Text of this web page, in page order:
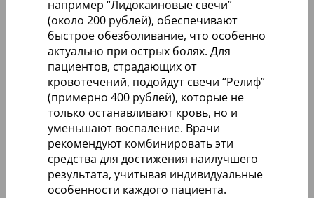
например “Лидокаиновые свечи”
(около 200 рублей), обеспечивают
быстрое обезболивание, что особенно
актуально при острых болях. Для
пациентов, страдающих от
кровотечений, подойдут свечи “Релиф”
(примерно 400 рублей), которые не
только останавливают кровь, но и
уменьшают воспаление. Врачи
рекомендуют комбинировать эти
средства для достижения наилучшего
результата, учитывая индивидуальные
особенности каждого пациента.